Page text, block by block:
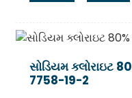
સોડિયમ ક્લોરાઇટ
7758-19-2